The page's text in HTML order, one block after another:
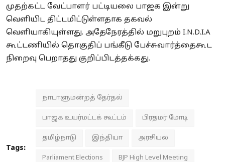
முதற்கட்ட வேட்பாளர் பட்டியலை பாஜக இன்று
வெளியிட திட்டமிட்டுள்ளதாக தகவல்
வெளியாகியுள்ளது. அதேநேரத்தில் மறுபுறம் I.N.D.I.A
கூட்டணியில் தொகுதிப் பங்கீடு பேச்சுவார்த்தைகூட
நிறைவு பெறாதது குறிப்பிடத்தக்கது.
Tags:
நாடாளுமன்றத் தேர்தல்
பாஜக உயர்மட்டக் கூட்டம் பிரதமர் மோடி
தமிழ்நாடு இந்தியா அரசியல்
Parliament Elections BJP High Level Meeting